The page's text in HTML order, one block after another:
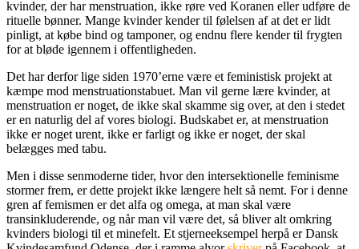
kvinder, der har menstruation, ikke røre ved Koranen eller udføre de
rituelle bønner. Mange kvinder kender til følelsen af at det er lidt
pinligt, at købe bind og tamponer, og endnu flere kender til frygten
for at bløde igennem i offentligheden.
Det har derfor lige siden 1970’erne være et feministisk projekt at
kæmpe mod menstruationstabuet. Man vil gerne lære kvinder, at
menstruation er noget, de ikke skal skamme sig over, at den i stedet
er en naturlig del af vores biologi. Budskabet er, at menstruation
ikke er noget urent, ikke er farligt og ikke er noget, der skal
belægges med tabu.
Men i disse senmoderne tider, hvor den intersektionelle feminisme
stormer frem, er dette projekt ikke længere helt så nemt. For i denne
gren af femismen er det alfa og omega, at man skal være
transinkluderende, og når man vil være det, så bliver alt omkring
kvinders biologi til et minefelt. Et stjerneeksempel herpå er Dansk